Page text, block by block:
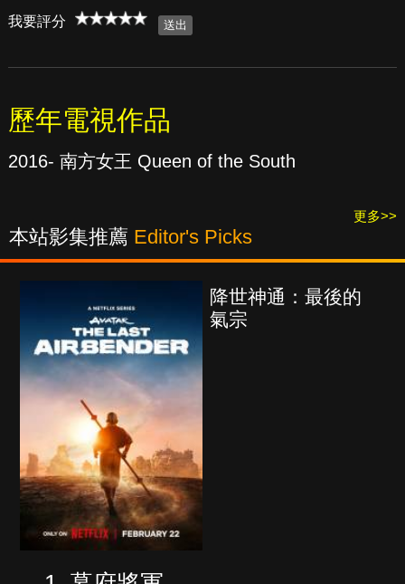
我要評分
歷年電視作品
2016- 南方女王 Queen of the South
更多>>
本站影集推薦 Editor's Picks
降世神通：最後的
氣宗